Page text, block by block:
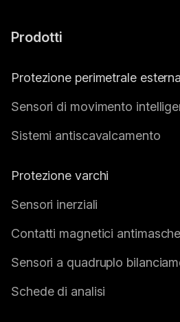
Prodotti
Protezione perimetrale esterna
Sensori di movimento
Sistemi antiscavalcamento
Protezione varchi
Sensori inerziali
Contatti magnetici
Sensori a quadruplo
Schede di analisi